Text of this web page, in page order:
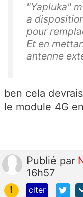
"Yapluka"
a
pour
Et en
antenne
ben cela
le module 4G
Publié par
16h57
!
citer